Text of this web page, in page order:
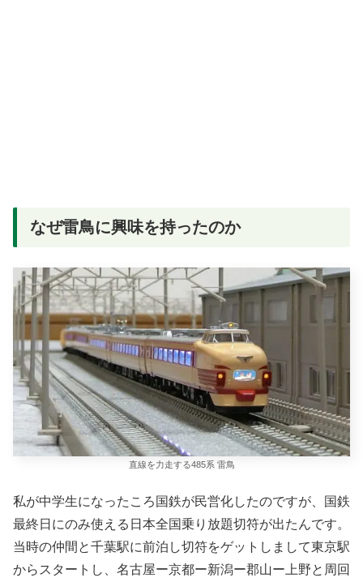
なぜ雷鳥に興味を持ったのか
直線を力走する485系 雷鳥
私が中学生になったころ国鉄が民営化したのですが、国鉄
最終日にのみ使える日本全国乗り放題切符が出たんです。
当時の仲間と千葉駅に前泊し切符をゲットしまして東京駅
からスタートし、名古屋ー京都ー新潟ー郡山ー上野と周回